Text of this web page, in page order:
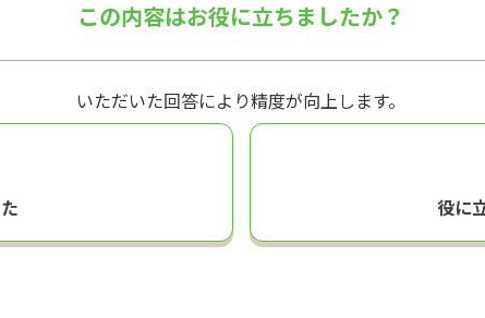
この内容はお役に立ちましたか？
いただいた回答により精度が向上します。
役に